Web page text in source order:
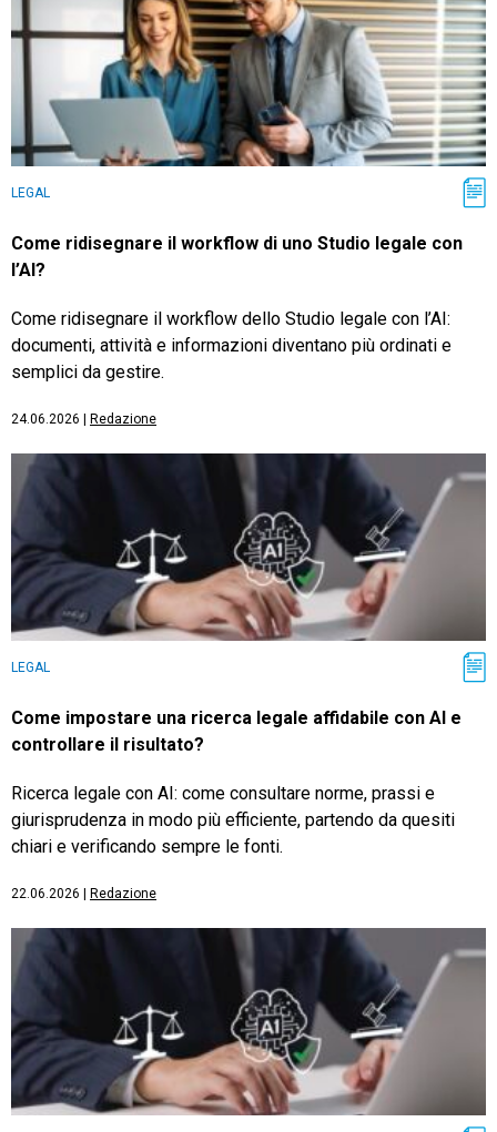
LEGAL
Come ridisegnare il workflow di uno Studio legale con
l’AI?
Come ridisegnare il workflow dello Studio legale con l’AI:
documenti, attività e informazioni diventano più ordinati e
semplici da gestire.
24.06.2026 Redazione
LEGAL
Come impostare una ricerca legale affidabile con AI e
controllare il risultato?
Ricerca legale con AI: come consultare norme, prassi e
giurisprudenza in modo più efficiente, partendo da quesiti
chiari e verificando sempre le fonti.
22.06.2026 Redazione